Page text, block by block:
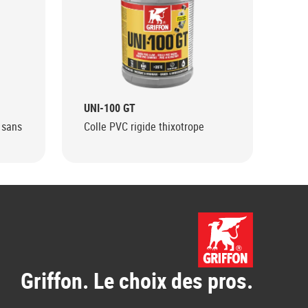
UNI-100 GT
Colle PVC rigide thixotrope
Griffon. Le choix des pros.